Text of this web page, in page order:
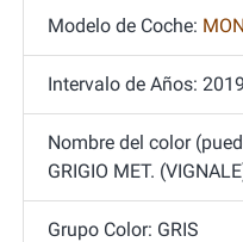
Modelo de Coche:
Intervalo de Años:
Nombre del color
GRIGIO MET.
Grupo Color: GRIS